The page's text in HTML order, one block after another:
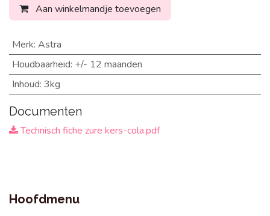
Aan winkelmandje toevoegen
Merk: Astra
Houdbaarheid: +/- 12 maanden
Inhoud: 3kg
Documenten
Technisch fiche zure kers-cola.pdf
Hoofdmenu